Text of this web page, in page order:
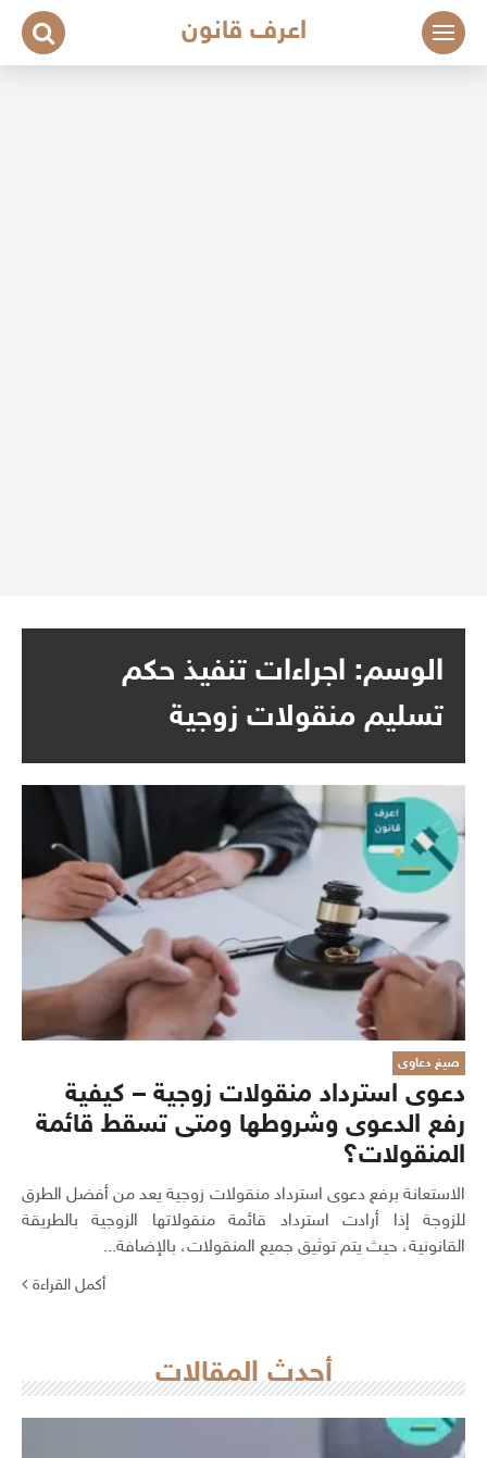
التجاوز
المحتوى
اعرف قانون
الوسم: اجراءات تنفيذ حكم
تسليم منقولات زوجية
صيغ دعاوى
دعوى استرداد منقولات زوجية – كيفية
رفع الدعوى وشروطها ومتى تسقط قائمة
المنقولات؟
الاستعانة برفع دعوى استرداد منقولات زوجية يعد من أفضل الطرق
للزوجة إذا أرادت استرداد قائمة منقولاتها الزوجية بالطريقة
القانونية، حيث يتم توثيق جميع المنقولات، بالإضافة...
أكمل القراءة
أحدث المقالات